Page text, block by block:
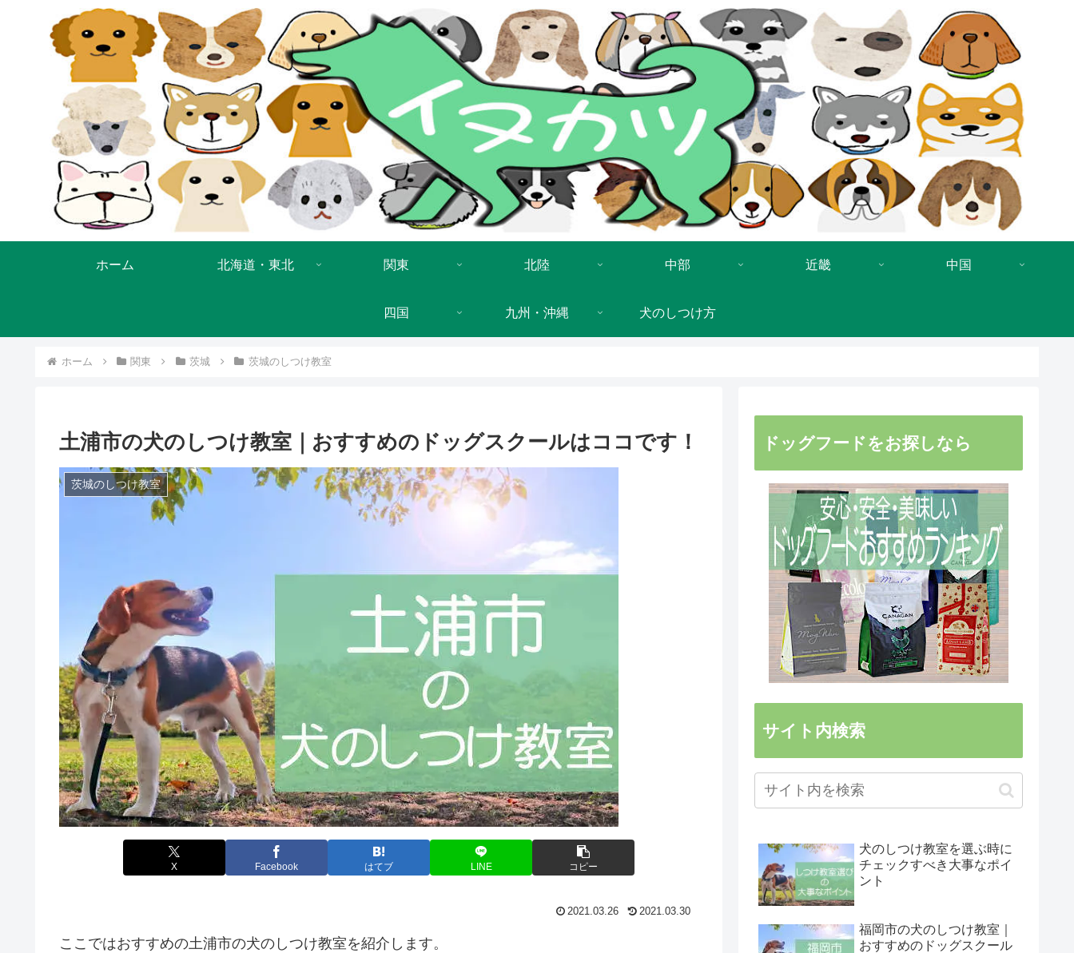
ホーム 北海道・東北 関東 北陸 中部 近畿 中国
四国 九州・沖縄 犬のしつけ方
ホーム 関東 茨城 茨城のしつけ教室
土浦市の犬のしつけ教室｜おすすめのドッグスクールはココです！
茨城のしつけ教室
X Facebook はてブ LINE コピー
2021.03.26 2021.03.30
ここではおすすめの土浦市の犬のしつけ教室を紹介します。
ドッグフードをお探しなら
サイト内検索
犬のしつけ教室を選ぶ時に
チェックすべき大事なポイ
ント
福岡市の犬のしつけ教室｜
おすすめのドッグスクール